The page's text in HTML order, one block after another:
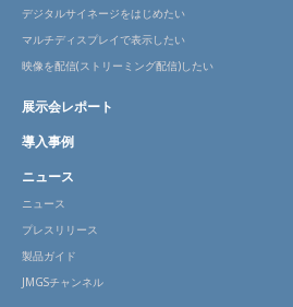
デジタルサイネージをはじめたい
マルチディスプレイで表示したい
映像を配信(ストリーミング配信)したい
展示会レポート
導入事例
ニュース
ニュース
プレスリリース
製品ガイド
JMGSチャンネル